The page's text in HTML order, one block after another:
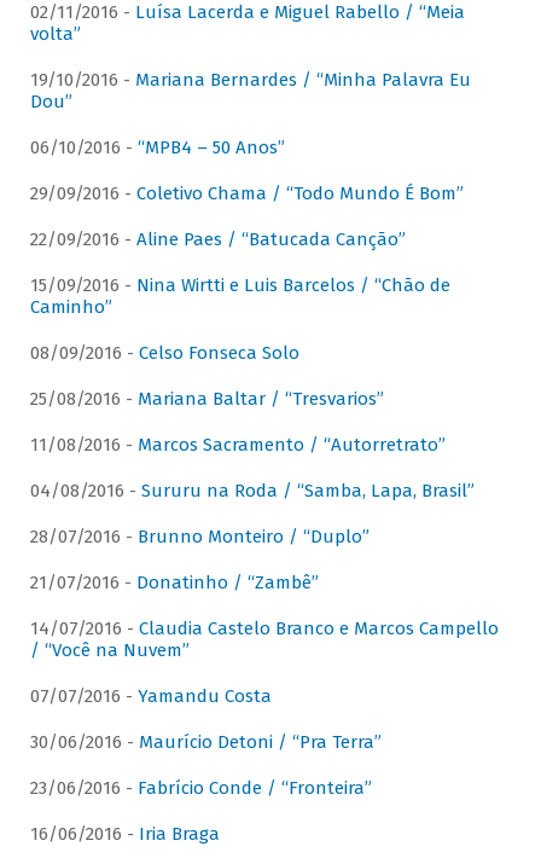
02/11/2016 - Luísa Lacerda e Miguel Rabello / “Meia
volta”
19/10/2016 - Mariana Bernardes / “Minha Palavra Eu
Dou”
06/10/2016 - “MPB4 – 50 Anos”
29/09/2016 - Coletivo Chama / “Todo Mundo É Bom”
22/09/2016 - Aline Paes / “Batucada Canção”
15/09/2016 - Nina Wirtti e Luis Barcelos / “Chão de
Caminho”
08/09/2016 - Celso Fonseca Solo
25/08/2016 - Mariana Baltar / “Tresvarios”
11/08/2016 - Marcos Sacramento / “Autorretrato”
04/08/2016 - Sururu na Roda / “Samba, Lapa, Brasil”
28/07/2016 - Brunno Monteiro / “Duplo”
21/07/2016 - Donatinho / “Zambê”
14/07/2016 - Claudia Castelo Branco e Marcos Campello
/ “Você na Nuvem”
07/07/2016 - Yamandu Costa
30/06/2016 - Maurício Detoni / “Pra Terra”
23/06/2016 - Fabrício Conde / “Fronteira”
16/06/2016 - Iria Braga